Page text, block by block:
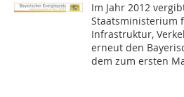
Im Jahr 2012
Staatsministerium
Infrastruktur,
erneut den
dem zum ersten